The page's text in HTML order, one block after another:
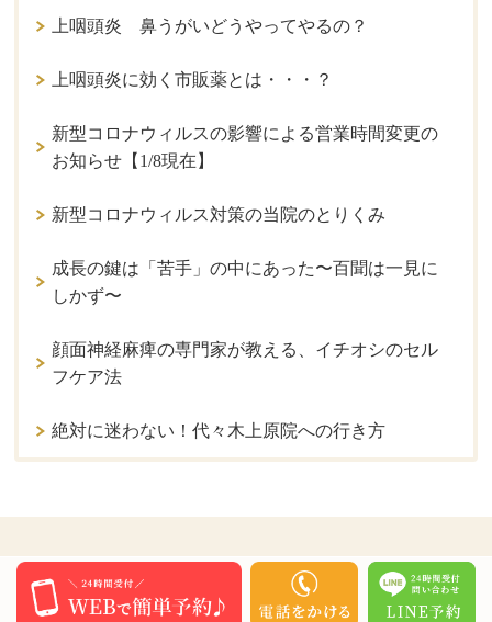
上咽頭炎 鼻うがいどうやってやるの？
上咽頭炎に効く市販薬とは・・・？
新型コロナウィルスの影響による営業時間変更の
お知らせ【1/8現在】
新型コロナウィルス対策の当院のとりくみ
成長の鍵は「苦手」の中にあった〜百聞は一見に
しかず〜
顔面神経麻痺の専門家が教える、イチオシのセル
フケア法
絶対に迷わない！代々木上原院への行き方